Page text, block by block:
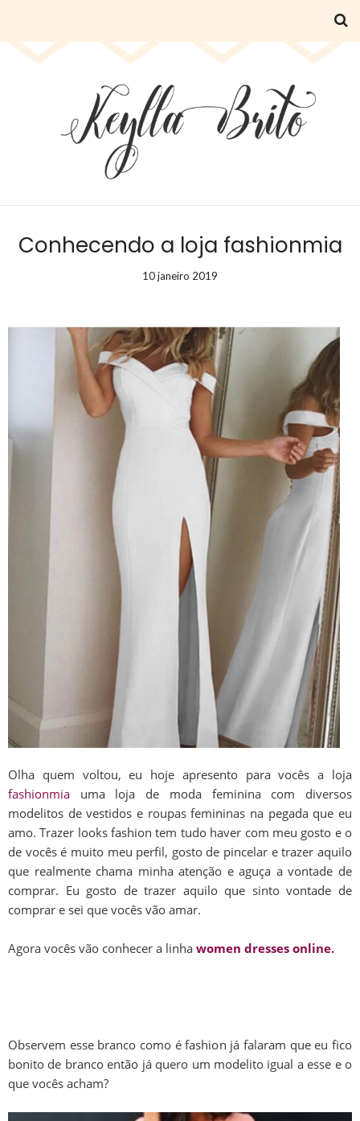
Conhecendo a loja fashionmia
10 janeiro 2019
Olha quem voltou, eu hoje apresento para vocês a loja
fashionmia uma loja de moda feminina com diversos
modelitos de vestidos e roupas femininas na pegada que eu
amo. Trazer looks fashion tem tudo haver com meu gosto e o
de vocês é muito meu perfil, gosto de pincelar e trazer aquilo
que realmente chama minha atenção e aguça a vontade de
comprar. Eu gosto de trazer aquilo que sinto vontade de
comprar e sei que vocês vão amar.
Agora vocês vão conhecer a linha women dresses online.
Observem esse branco como é fashion já falaram que eu fico
bonito de branco então já quero um modelito igual a esse e o
que vocês acham?